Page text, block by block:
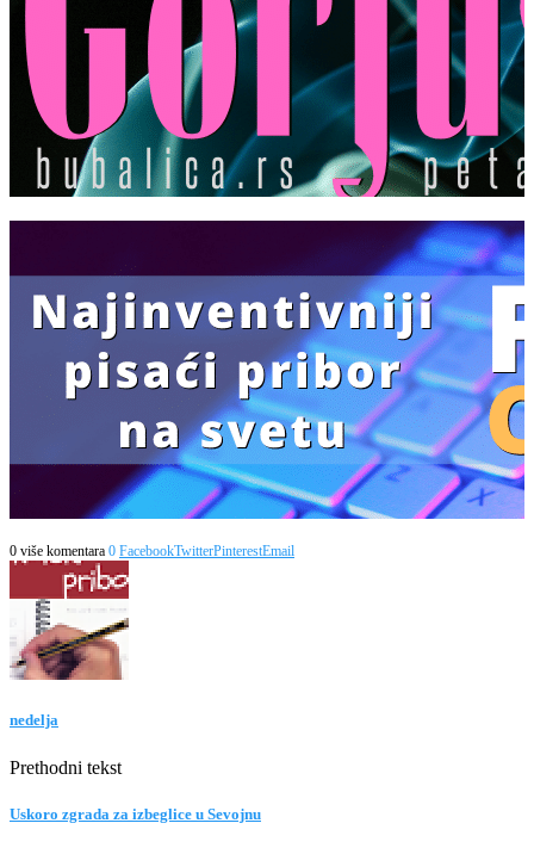
0 više komentara 0 FacebookTwitterPinterestEmail
nedelja
Prethodni tekst
Uskoro zgrada za izbeglice u Sevojnu